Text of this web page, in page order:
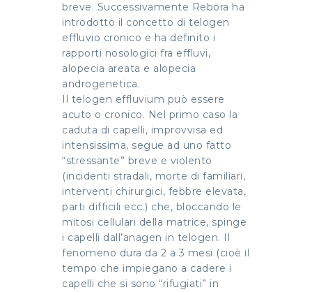
breve. Successivamente Rebora ha
introdotto il concetto di telogen
effluvio cronico e ha definito i
rapporti nosologici fra effluvi,
alopecia areata e alopecia
androgenetica.
Il telogen effluvium può essere
acuto o cronico. Nel primo caso la
caduta di capelli, improvvisa ed
intensissima, segue ad uno fatto
“stressante” breve e violento
(incidenti stradali, morte di familiari,
interventi chirurgici, febbre elevata,
parti difficili ecc.) che, bloccando le
mitosi cellulari della matrice, spinge
i capelli dall’anagen in telogen. Il
fenomeno dura da 2 a 3 mesi (cioè il
tempo che impiegano a cadere i
capelli che si sono “rifugiati” in